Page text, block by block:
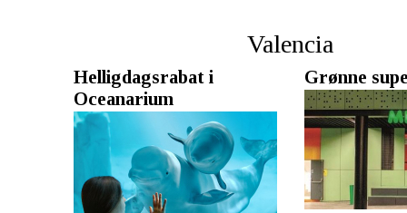
Valencia
Helligdagsrabat i
Oceanarium
Grønne